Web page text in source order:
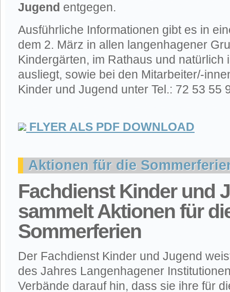
Jugend entgegen.
Ausführliche Informationen gibt es in
dem 2. März in allen langenhagener
Kindergärten, im Rathaus und natürlich
ausliegt, sowie bei den Mitarbeiter/-
Kinder und Jugend unter Tel.: 72 53 55
FLYER ALS PDF DOWNLOAD
Aktionen für die
Fachdienst Kinder und
sammelt Aktionen für
Sommerferien
Der Fachdienst Kinder und Jugend
des Jahres Langenhagener
Verbände darauf hin, dass sie ihre für